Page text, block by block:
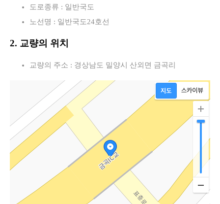
도로종류 : 일반국도
노선명 : 일반국도24호선
2. 교량의 위치
교량의 주소 : 경상남도 밀양시 산외면 금곡리